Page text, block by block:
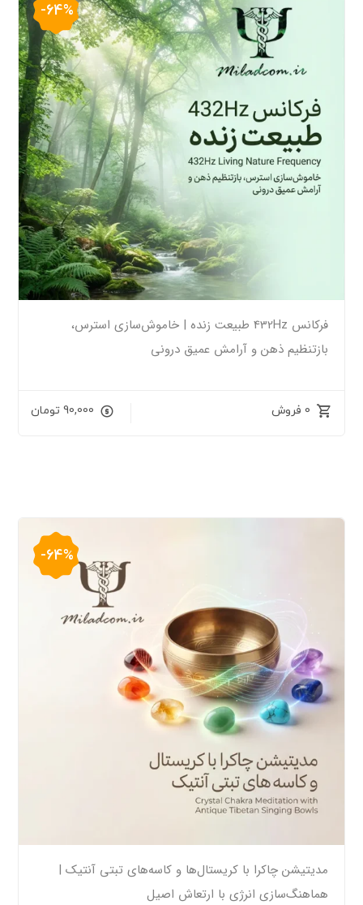
-64%
فرکانس 432Hz طبیعت زنده | خاموش‌سازی استرس،
بازتنظیم ذهن و آرامش عمیق درونی
0 فروش 90,000 تومان
-64%
مدیتیشن چاکرا با کریستال‌ها و کاسه‌های تبتی آنتیک |
هماهنگ‌سازی انرژی با ارتعاش اصیل